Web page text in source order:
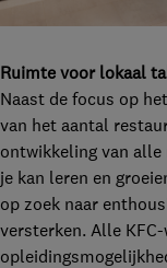
Ruimte voor lokaal
Naast de focus op
van het aantal
ontwikkeling van alle
je kan leren en
op zoek naar
versterken. Alle